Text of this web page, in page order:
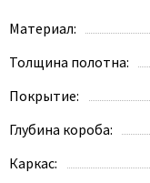
Материал:
Толщина полотна:
Покрытие:
Глубина короба:
Каркас: